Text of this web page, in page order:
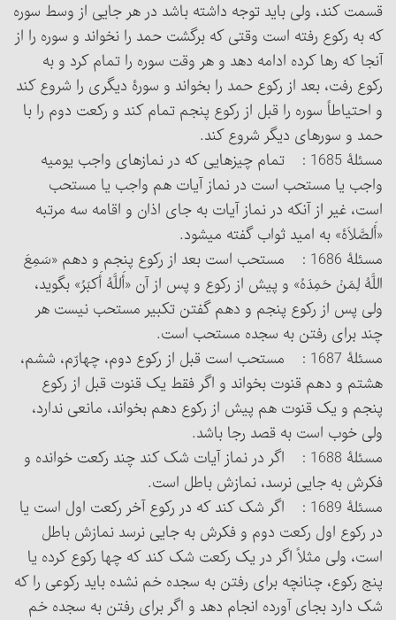
قسمت کند، ولی باید توجه داشته باشد در هر جایی از وسط سوره
که به رکوع رفته است وقتی که برگشت حمد را نخواند و سوره را از
آنجا که رها کرده ادامه دهد و هر وقت سوره را تمام کرد و به
رکوع رفت، بعد از رکوع حمد را بخواند و سورۀ دیگری را شروع کند
و احتیاطاً سوره را قبل از رکوع پنجم تمام کند و رکعت دوم را با
حمد و سوره‏ای دیگر شروع کند.
مسئلۀ 1685 : تمام چیزهایی که در نمازهای واجب یومیه
واجب یا مستحب است در نماز آیات هم واجب یا مستحب
است، غیر از آنکه در نماز آیات به جای اذان و اقامه سه مرتبه
«أَلصَّلاَۀ» به امید ثواب گفته می‏شود.
مسئلۀ 1686 : مستحب است بعد از رکوع پنجم و دهم «سَمِعَ
اللَّهُ لِمَنْ حَمِدَهُ» و پیش از رکوع و پس از آن «أَللَّهُ أَکبَرُ» بگوید،
ولی پس از رکوع پنجم و دهم گفتن تکبیر مستحب نیست هر
چند برای رفتن به سجده مستحب است.
مسئلۀ 1687 : مستحب است قبل از رکوع دوم، چهارّم، ششم،
هشتم و دهم قنوت بخواند و اگر فقط یک قنوت قبل از رکوع
پنجم و یک قنوت هم پیش از رکوع دهم بخواند، مانعی ندارد،
ولی خوب است به قصد رجا باشد.
مسئلۀ 1688 : اگر در نماز آیات شک کند چند رکعت خوانده و
فکرش به جایی نرسد، نمازش باطل است.
مسئلۀ 1689 : اگر شک کند که در رکوع آخر رکعت اول است یا
در رکوع اول رکعت دوم و فکرش به جایی نرسد نمازش باطل
است، ولی مثلاً اگر در یک رکعت شک کند که چها رکوع کرده یا
پنج رکوع، چنانچه برای رفتن به سجده خم نشده باید رکوعی را که
شک دارد بجای آورده انجام دهد و اگر برای رفتن به سجده خم